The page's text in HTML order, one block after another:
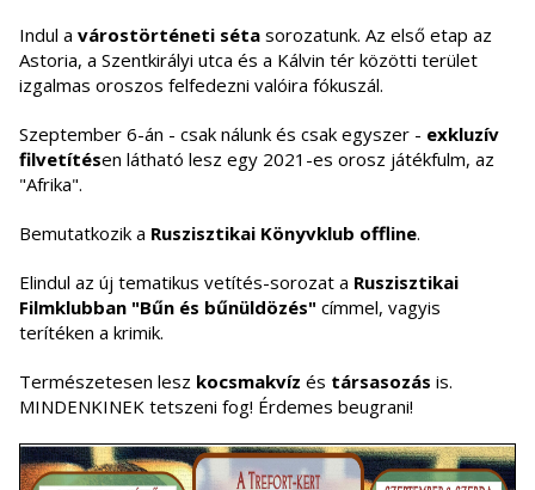
Indul a várostörténeti séta sorozatunk. Az első etap az
Astoria, a Szentkirályi utca és a Kálvin tér közötti terület
izgalmas oroszos felfedezni valóira fókuszál.
Szeptember 6-án - csak nálunk és csak egyszer - exkluzív
filvetítésen látható lesz egy 2021-es orosz játékfulm, az
"Afrika".
Bemutatkozik a Ruszisztikai Könyvklub offline.
Elindul az új tematikus vetítés-sorozat a Ruszisztikai
Filmklubban "Bűn és bűnüldözés" címmel, vagyis
terítéken a krimik.
Természetesen lesz kocsmakvíz és társasozás is.
MINDENKINEK tetszeni fog! Érdemes beugrani!